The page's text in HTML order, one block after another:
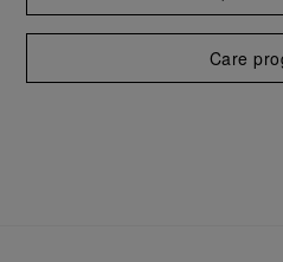
Care